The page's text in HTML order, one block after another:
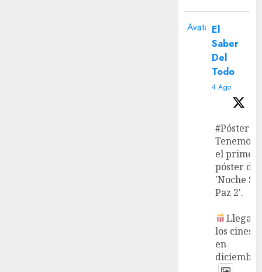
Avatar El
Saber
Del
Todo
4 Ago
#Póster
Tenemos
el primer
póster de
'Noche
Paz 2'.
Llega a
los cines
en